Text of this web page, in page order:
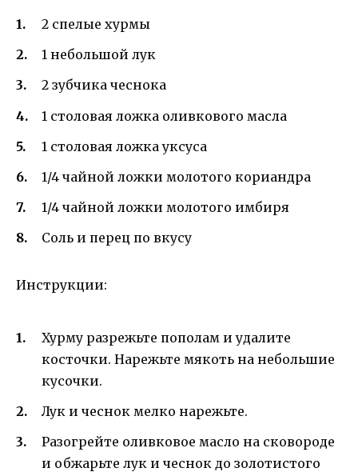
2 спелые хурмы
1 небольшой лук
2 зубчика чеснока
1 столовая ложка оливкового масла
1 столовая ложка уксуса
1/4 чайной ложки молотого кориандра
1/4 чайной ложки молотого имбиря
Соль и перец по вкусу
Инструкции:
Хурму разрежьте пополам и удалите
косточки. Нарежьте мякоть на небольшие
кусочки.
Лук и чеснок мелко нарежьте.
Разогрейте оливковое масло на сковороде
и обжарьте лук и чеснок до золотистого